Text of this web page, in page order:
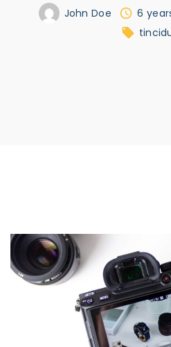
John Doe 6